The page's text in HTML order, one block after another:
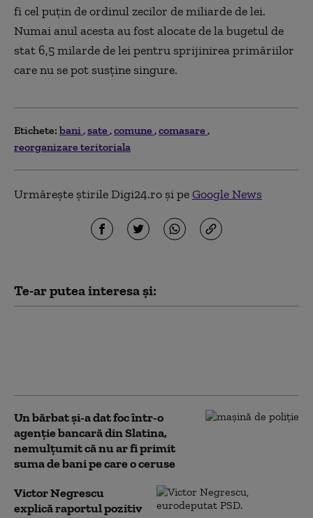
fi cel puțin de ordinul zecilor de miliarde de lei.
Numai anul acesta au fost alocate de la bugetul de
stat 6,5 milarde de lei pentru sprijinirea primăriilor
care nu se pot susține singure.
Etichete: bani sate comune comasare
reorganizare teritoriala
Urmărește știrile Digi24.ro și peGoogle News
Te-ar putea interesa și:
Un bărbat şi-a dat foc într-o
agenţie bancară din Slatina,
nemulţumit că nu ar fi primit
suma de bani pe care o ceruse
Victor Negrescu
explică raportul pozitiv